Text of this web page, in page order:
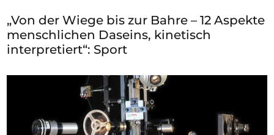
„Von der Wiege bis zur Bahre – 12 Aspekte
menschlichen Daseins, kinetisch
interpretiert“: Sport